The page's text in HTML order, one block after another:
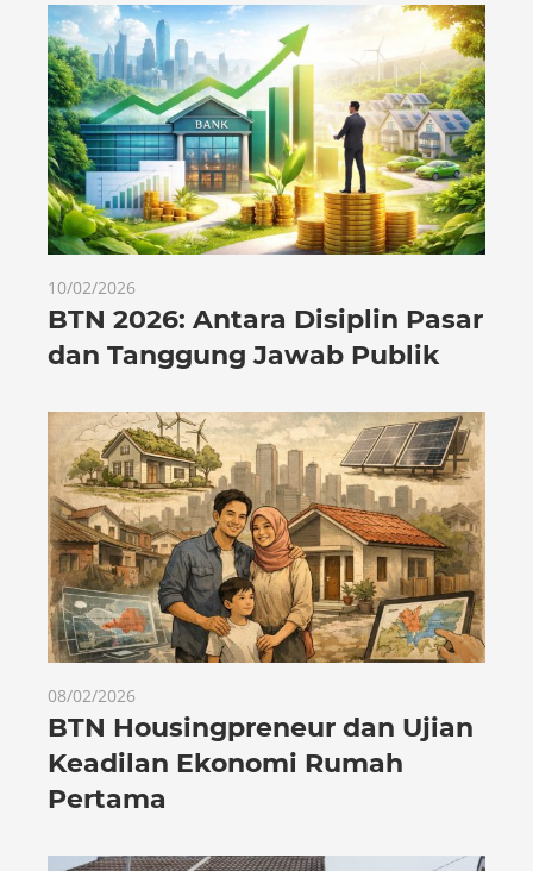
10/02/2026
BTN 2026: Antara Disiplin Pasar
dan Tanggung Jawab Publik
08/02/2026
BTN Housingpreneur dan Ujian
Keadilan Ekonomi Rumah
Pertama